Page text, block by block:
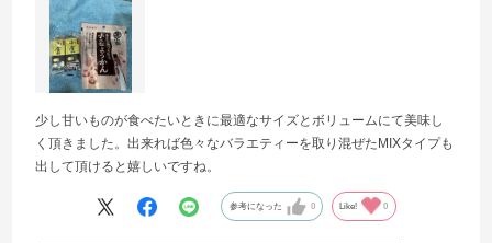
少し甘いものが食べたいときに最適なサイズとボリュームにて美味し
く頂きました。出来れば色々なバラエティーを取り混ぜたMIXタイプも
出して頂けると嬉しいですね。
参考になった 0 Like! 0